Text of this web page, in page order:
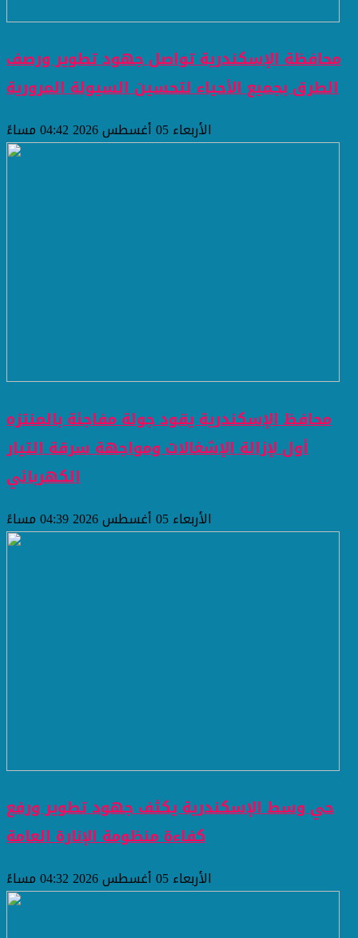
محافظة الإسكندرية تواصل جهود تطوير ورصف
الطرق بجميع الأحياء لتحسين السيولة المرورية
الأربعاء 05 أغسطس 2026 04:42 مساءً
محافظ الإسكندرية يقود جولة مفاجئة بالمنتزه
أول لإزالة الإشغالات ومواجهة سرقة التيار
الكهربائي
الأربعاء 05 أغسطس 2026 04:39 مساءً
حي وسط الإسكندرية يكثف جهود تطوير ورفع
كفاءة منظومة الإنارة العامة
الأربعاء 05 أغسطس 2026 04:32 مساءً